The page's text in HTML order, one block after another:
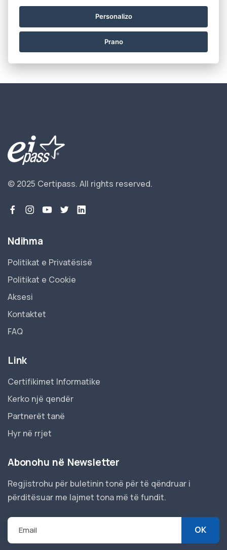
Pavarësisht nga numri i moduleve të përditësuara,
© 2025 Certipass. All rights reserved.
Ndihma
Politikat e Privatësisë
Politikat e Cookie
Aksesi
Kontaktet
FAQ
Link
Certifikimet Informatike
Kerko një qendër
Partnerët tanë
Hyr në rrjet
Abonohu në Newsletter
Regjistrohu për buletinin tonë për të qëndruar i
përditësuar me lajmet tona më të fundit.
Email
Personalizo
Prano